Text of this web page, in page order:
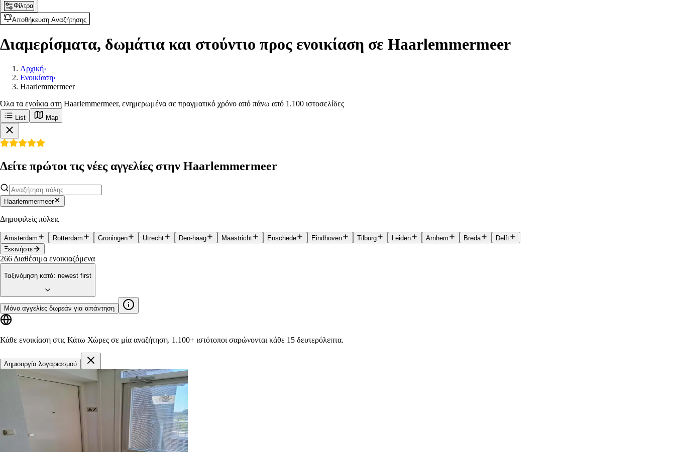
Φίλτρα
Αποθήκευση Αναζήτησης
Διαμερίσματα, δωμάτια και στούντιο προς ενοικίαση σε Haarlemmermeer
Αρχική›
Ενοικίαση›
Haarlemmermeer
Όλα τα ενοίκια στη Haarlemmermeer, ενημερωμένα σε πραγματικό χρόνο από πάνω από 1.100 ιστοσελίδες
List Map
Δείτε πρώτοι τις νέες αγγελίες στην Haarlemmermeer
Haarlemmermeer
Δημοφιλείς πόλεις
Amsterdam Rotterdam Groningen Utrecht Den-haag Maastricht Enschede Eindhoven Tilburg Leiden Arnhem Breda
Delft
Ξεκινήστε
266 Διαθέσιμα ενοικιαζόμενα
Ταξινόμηση κατά: newest first
Μόνο αγγελίες δωρεάν για απάντηση
Κάθε ενοικίαση στις Κάτω Χώρες σε μία αναζήτηση. 1.100+ ιστότοποι σαρώνονται κάθε 15 δευτερόλεπτα.
Δημιουργία λογαριασμού